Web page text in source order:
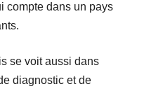
compte dans un pays
se voit aussi dans
diagnostic et de